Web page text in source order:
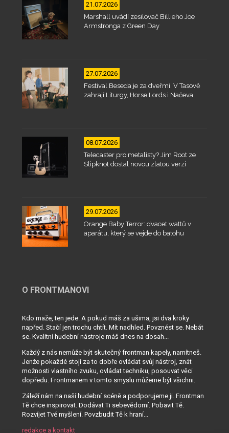
21.07.2026
Marshall uvádí zesilovač Billieho Joe
Armstronga z Green Day
27.07.2026
Festival Beseda je za dveřmi. V Tasově
zahrají Liturgy, Horse Lords i Načeva
08.07.2026
Telecaster pro metalisty? Jim Root ze
Slipknot dostal novou zlatou verzi
29.07.2026
Orange Baby Terror: dvacet wattů v
aparátu, který se vejde do batohu
O FRONTMANOVI
Kdo maže, ten jede. A pokud máš za ušima, jsi dva kroky
napřed. Stačí jen trochu chtít. Mít nadhled. Povznést se. Nebát
se. Kvalitní hudební nástroje máš dnes na dosah...
Každý z nás nemůže být skutečný frontman kapely, namítneš.
Jenže pokaždé stojí za to dobře ovládat svůj nástroj, znát
možnosti vlastního zvuku, ovládat techniku, posouvat věci
dopředu. Frontmanem v tomto smyslu můžeme být všichni.
Záleží nám na naší hudební scéně a podporujeme ji. Frontman
Tě chce inspirovat. Dodávat Ti sebevědomí. Pobavit Tě.
Rozvíjet Tvé myšlení. Povzbudit Tě k hraní...
redakce a kontakt